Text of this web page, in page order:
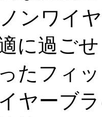
ンワイ
に過ご
たフィ
ヤーブ